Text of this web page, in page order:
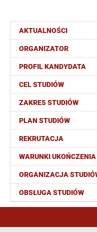
AKTUALNOŚCI
ORGANIZATOR
PROFIL KANDYDATA
CEL STUDIÓW
ZAKRES STUDIÓW
PLAN STUDIÓW
REKRUTACJA
WARUNKI
ORGANIZACJA
OBSŁUGA STUDIÓW